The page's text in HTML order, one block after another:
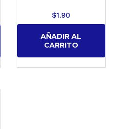
$1.90
AÑADIR AL
CARRITO